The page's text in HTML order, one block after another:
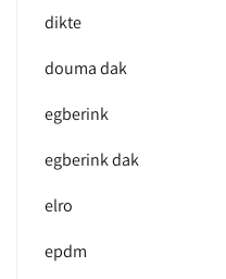
dikte
douma dak
egberink
egberink dak
elro
epdm